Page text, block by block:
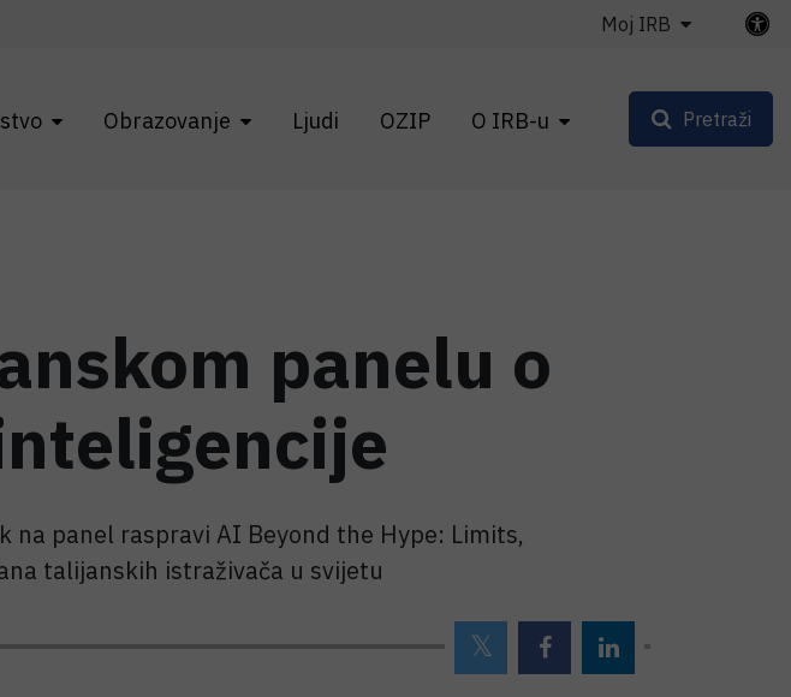
Obrazovanje Ljudi OZIP O IRB-u
Moj IRB
Pretraži
panelu o
panel raspravi AI Beyond the Hype: Limits,
talijanskih istraživača u svijetu